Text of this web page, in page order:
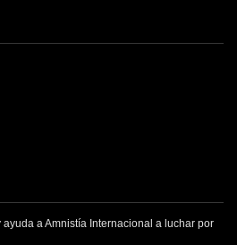
a Amnistía Internacional a luchar por